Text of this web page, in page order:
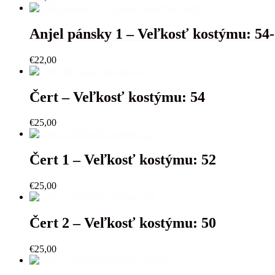
Anjel pánsky 1 – Veľkosť kostýmu:
€22,00
Čert – Veľkosť kostýmu: 54
€25,00
Čert 1 – Veľkosť kostýmu: 52
€25,00
Čert 2 – Veľkosť kostýmu: 50
€25,00